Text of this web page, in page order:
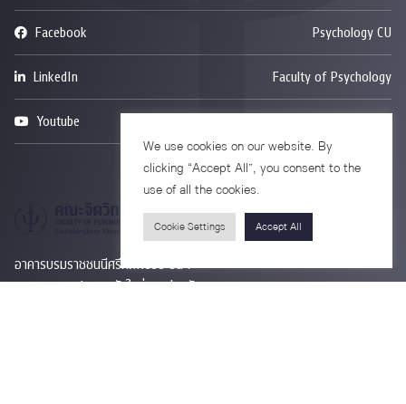
Facebook Psychology CU
LinkedIn Faculty of Psychology
Youtube
อาคารบรมราชชนนีศรีศตพรรษ ชั้น 7
ถนนพระราม 1 แขวงวังใหม่ เขตปทุมวัน
We use cookies on our website. By
clicking “Accept All”, you consent to the
use of all the cookies.
Cookie Settings Accept All